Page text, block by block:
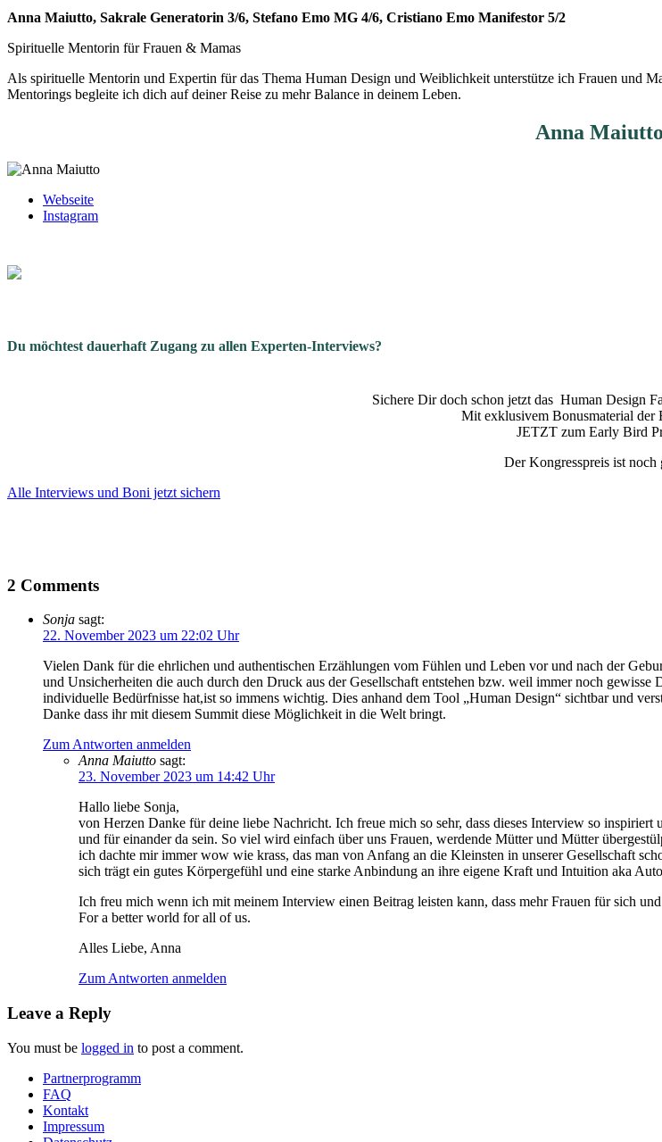
Anna Maiutto, Sakrale Generatorin 3/6, Stefano Emo MG 4/6, Cristiano Emo Manifestor 5/2
Spirituelle Mentorin für Frauen & Mamas
Als spirituelle Mentorin und Expertin für das Thema Human Design und Weiblichkeit unterstütze ich Frauen und
Mentorings begleite ich dich auf deiner Reise zu mehr Balance in deinem Leben.
Anna Maiutto
Webseite
Instagram
Du möchtest dauerhaft Zugang zu allen Experten-Interviews?
Sichere Dir doch schon jetzt das Human Design
Mit exklusivem Bonusmaterial der
JETZT zum Early Bird
Der Kongresspreis ist noch
Alle Interviews und Boni jetzt sichern
2 Comments
Sonja sagt:
22. November 2023 um 22:02 Uhr
Vielen Dank für die ehrlichen und authentischen Erzählungen vom Fühlen und Leben vor und nach der
und Unsicherheiten die auch durch den Druck aus der Gesellschaft entstehen bzw. weil immer noch
individuelle Bedürfnisse hat,ist so immens wichtig. Dies anhand dem Tool „Human Design“ sichtbar und
Danke dass ihr mit diesem Summit diese Möglichkeit in die Welt bringt.
Zum Antworten anmelden
Anna Maiutto sagt:
23. November 2023 um 14:42 Uhr
Hallo liebe Sonja,
von Herzen Danke für deine liebe Nachricht. Ich freue mich so sehr, dass dieses Interview so
und für einander da sein. So viel wird einfach über uns Frauen, werdende Mütter und Mütter
ich dachte mir immer wow wie krass, das man von Anfang an die Kleinsten in unserer Gesellschaft
sich trägt ein gutes Körpergefühl und eine starke Anbindung an ihre eigene Kraft und Intuition aka
Ich freu mich wenn ich mit meinem Interview einen Beitrag leisten kann, dass mehr Frauen für sich
For a better world for all of us.
Alles Liebe, Anna
Zum Antworten anmelden
Leave a Reply
You must be logged in to post a comment.
Partnerprogramm
FAQ
Kontakt
Impressum